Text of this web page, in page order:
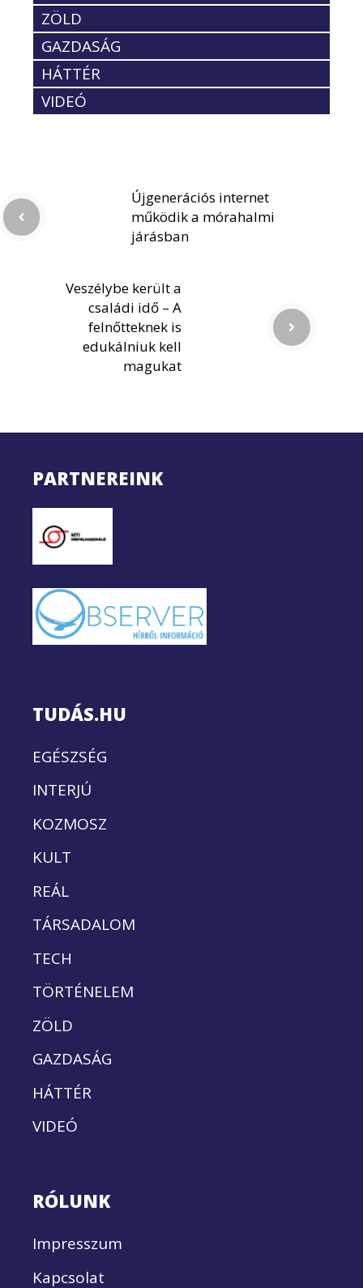
ZÖLD
GAZDASÁG
HÁTTÉR
VIDEÓ
Újgenerációs internet
működik a mórahalmi
járásban
Veszélybe került a
családi idő – A
felnőtteknek is
edukálniuk kell
magukat
PARTNEREINK
TUDÁS.HU
EGÉSZSÉG
INTERJÚ
KOZMOSZ
KULT
REÁL
TÁRSADALOM
TECH
TÖRTÉNELEM
ZÖLD
GAZDASÁG
HÁTTÉR
VIDEÓ
RÓLUNK
Impresszum
Kapcsolat